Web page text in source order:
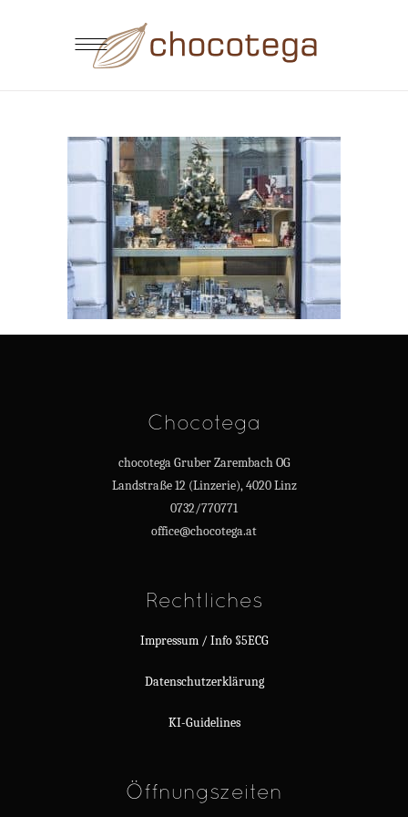
Chocotega
chocotega Gruber Zarembach OG
Landstraße 12 (Linzerie), 4020 Linz
0732/770771
office@chocotega.at
Rechtliches
Impressum / Info §5ECG
Datenschutzerklärung
KI-Guidelines
Öffnungszeiten